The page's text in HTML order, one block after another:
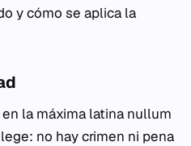
y cómo se aplica la
la máxima latina nullum
: no hay crimen ni pena